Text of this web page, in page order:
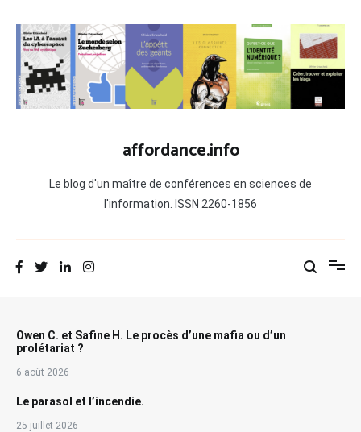
contenu
affordance.info
Le blog d'un maître de conférences en sciences de
l'information. ISSN 2260-1856
Owen C. et Safine H. Le procès d’une mafia ou d’un
prolétariat ?
6 août 2026
Le parasol et l’incendie.
25 juillet 2026